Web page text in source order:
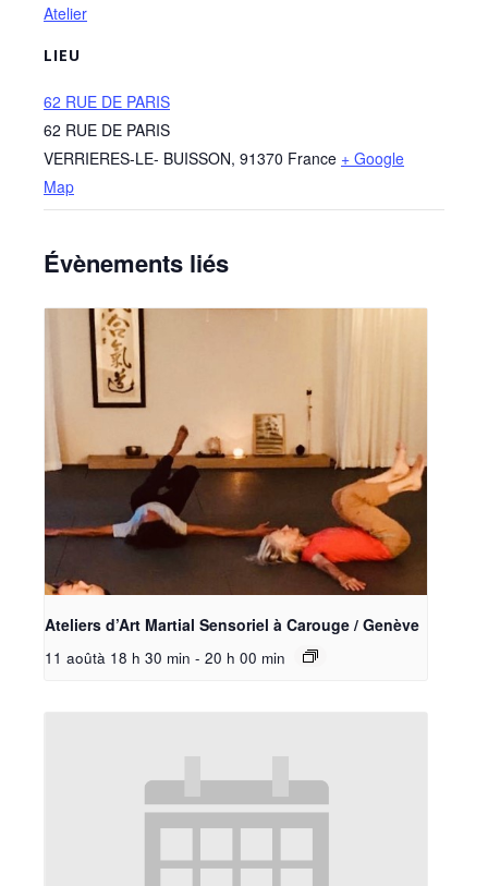
Atelier
LIEU
62 RUE DE PARIS
62 RUE DE PARIS
VERRIERES-LE- BUISSON, 91370 France + Google
Map
Évènements liés
Ateliers d’Art Martial Sensoriel à Carouge / Genève
11 aoûtà 18 h 30 min - 20 h 00 min